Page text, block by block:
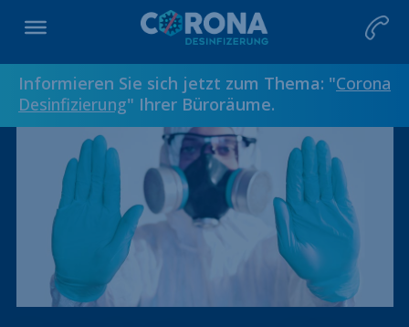
Informieren Sie sich jetzt zum Thema: "Corona
Desinfizierung" Ihrer Büroräume.